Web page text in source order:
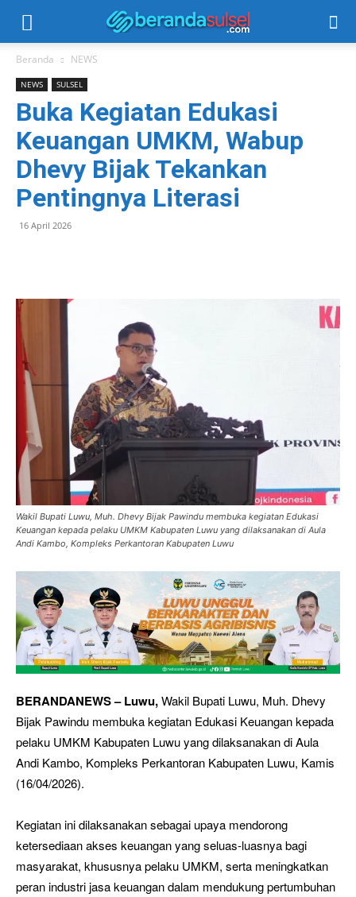
Beranda NEWS
NEWS SULSEL
Buka Kegiatan Edukasi
Keuangan UMKM, Wabup
Dhevy Bijak Tekankan
Pentingnya Literasi
16 April 2026
Wakil Bupati Luwu, Muh. Dhevy Bijak Pawindu membuka kegiatan Edukasi
Keuangan kepada pelaku UMKM Kabupaten Luwu yang dilaksanakan di Aula
Andi Kambo, Kompleks Perkantoran Kabupaten Luwu
BERANDANEWS – Luwu,Wakil Bupati Luwu, Muh. Dhevy
Bijak Pawindu membuka kegiatan Edukasi Keuangan kepada
pelaku UMKM Kabupaten Luwu yang dilaksanakan di Aula
Andi Kambo, Kompleks Perkantoran Kabupaten Luwu, Kamis
(16/04/2026).
Kegiatan ini dilaksanakan sebagai upaya mendorong
ketersediaan akses keuangan yang seluas-luasnya bagi
masyarakat, khususnya pelaku UMKM, serta meningkatkan
peran industri jasa keuangan dalam mendukung pertumbuhan